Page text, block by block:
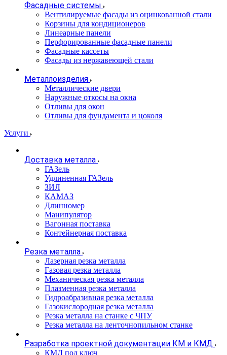
Фасадные системы
Вентилируемые фасады из оцинкованной стали
Корзины для кондиционеров
Линеарные панели
Перфорированные фасадные панели
Фасадные кассеты
Фасады из нержавеющей стали
Металлоизделия
Металлические двери
Наружные откосы на окна
Отливы для окон
Отливы для фундамента и цоколя
Услуги
Доставка металла
ГАЗель
Удлиненная ГАЗель
ЗИЛ
КАМАЗ
Длинномер
Манипулятор
Вагонная поставка
Контейнерная поставка
Резка металла
Лазерная резка металла
Газовая резка металла
Механическая резка металла
Плазменная резка металла
Гидроабразивная резка металла
Газокислородная резка металла
Резка металла на станке с ЧПУ
Резка металла на ленточнопильном станке
Разработка проектной документации КМ и КМД
КМД под ключ